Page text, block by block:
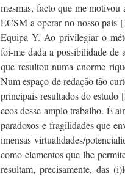
mesmas, facto que me motivou
ECSM a operar no nosso país
Equipa Y. Ao privilegiar o
foi-me dada a possibilidade de
que resultou numa enorme
Num espaço de redação tão
principais resultados do estudo
ecos desse amplo trabalho. É
paradoxos e fragilidades que
imensas virtualidades/
como elementos que lhe
resultam, precisamente, das